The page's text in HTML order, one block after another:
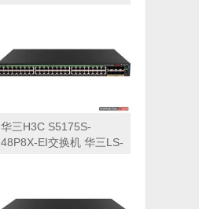
华三H3C S5175S-
48P8X-EI交换机 华三LS-